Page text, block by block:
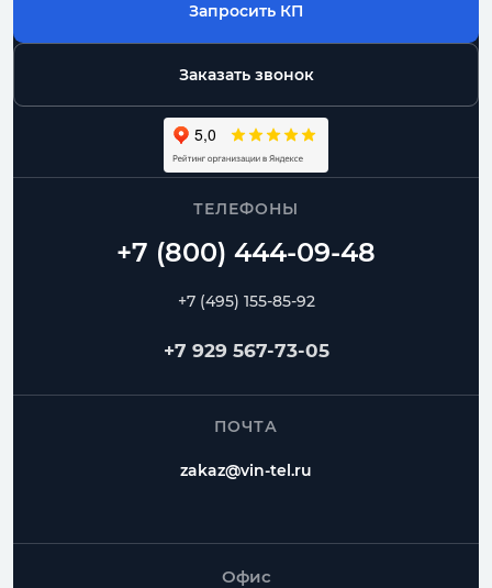
Запросить КП
Заказать звонок
ТЕЛЕФОНЫ
+7 (495) 155-85-92
+7 929 567-73-05
ПОЧТА
zakaz@vin-tel.ru
Офис